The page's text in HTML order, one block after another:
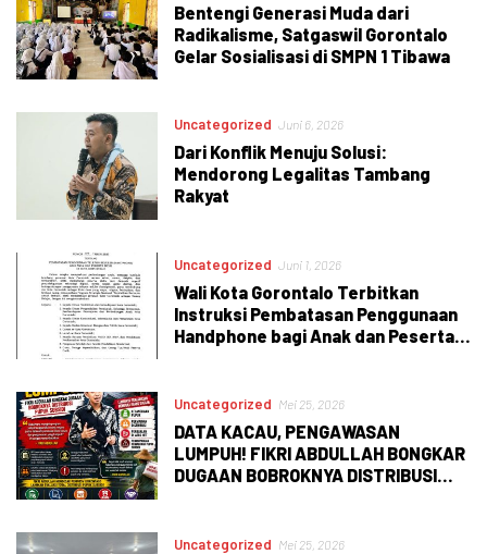
Bentengi Generasi Muda dari
Radikalisme, Satgaswil Gorontalo
Gelar Sosialisasi di SMPN 1 Tibawa
Uncategorized Juni 6, 2026
Dari Konflik Menuju Solusi:
Mendorong Legalitas Tambang
Rakyat
Uncategorized Juni 1, 2026
Wali Kota Gorontalo Terbitkan
Instruksi Pembatasan Penggunaan
Handphone bagi Anak dan Peserta
Uncategorized Mei 25, 2026
DATA KACAU, PENGAWASAN
LUMPUH! FIKRI ABDULLAH BONGKAR
DUGAAN BOBROKNYA DISTRIBUSI
Uncategorized Mei 25, 2026